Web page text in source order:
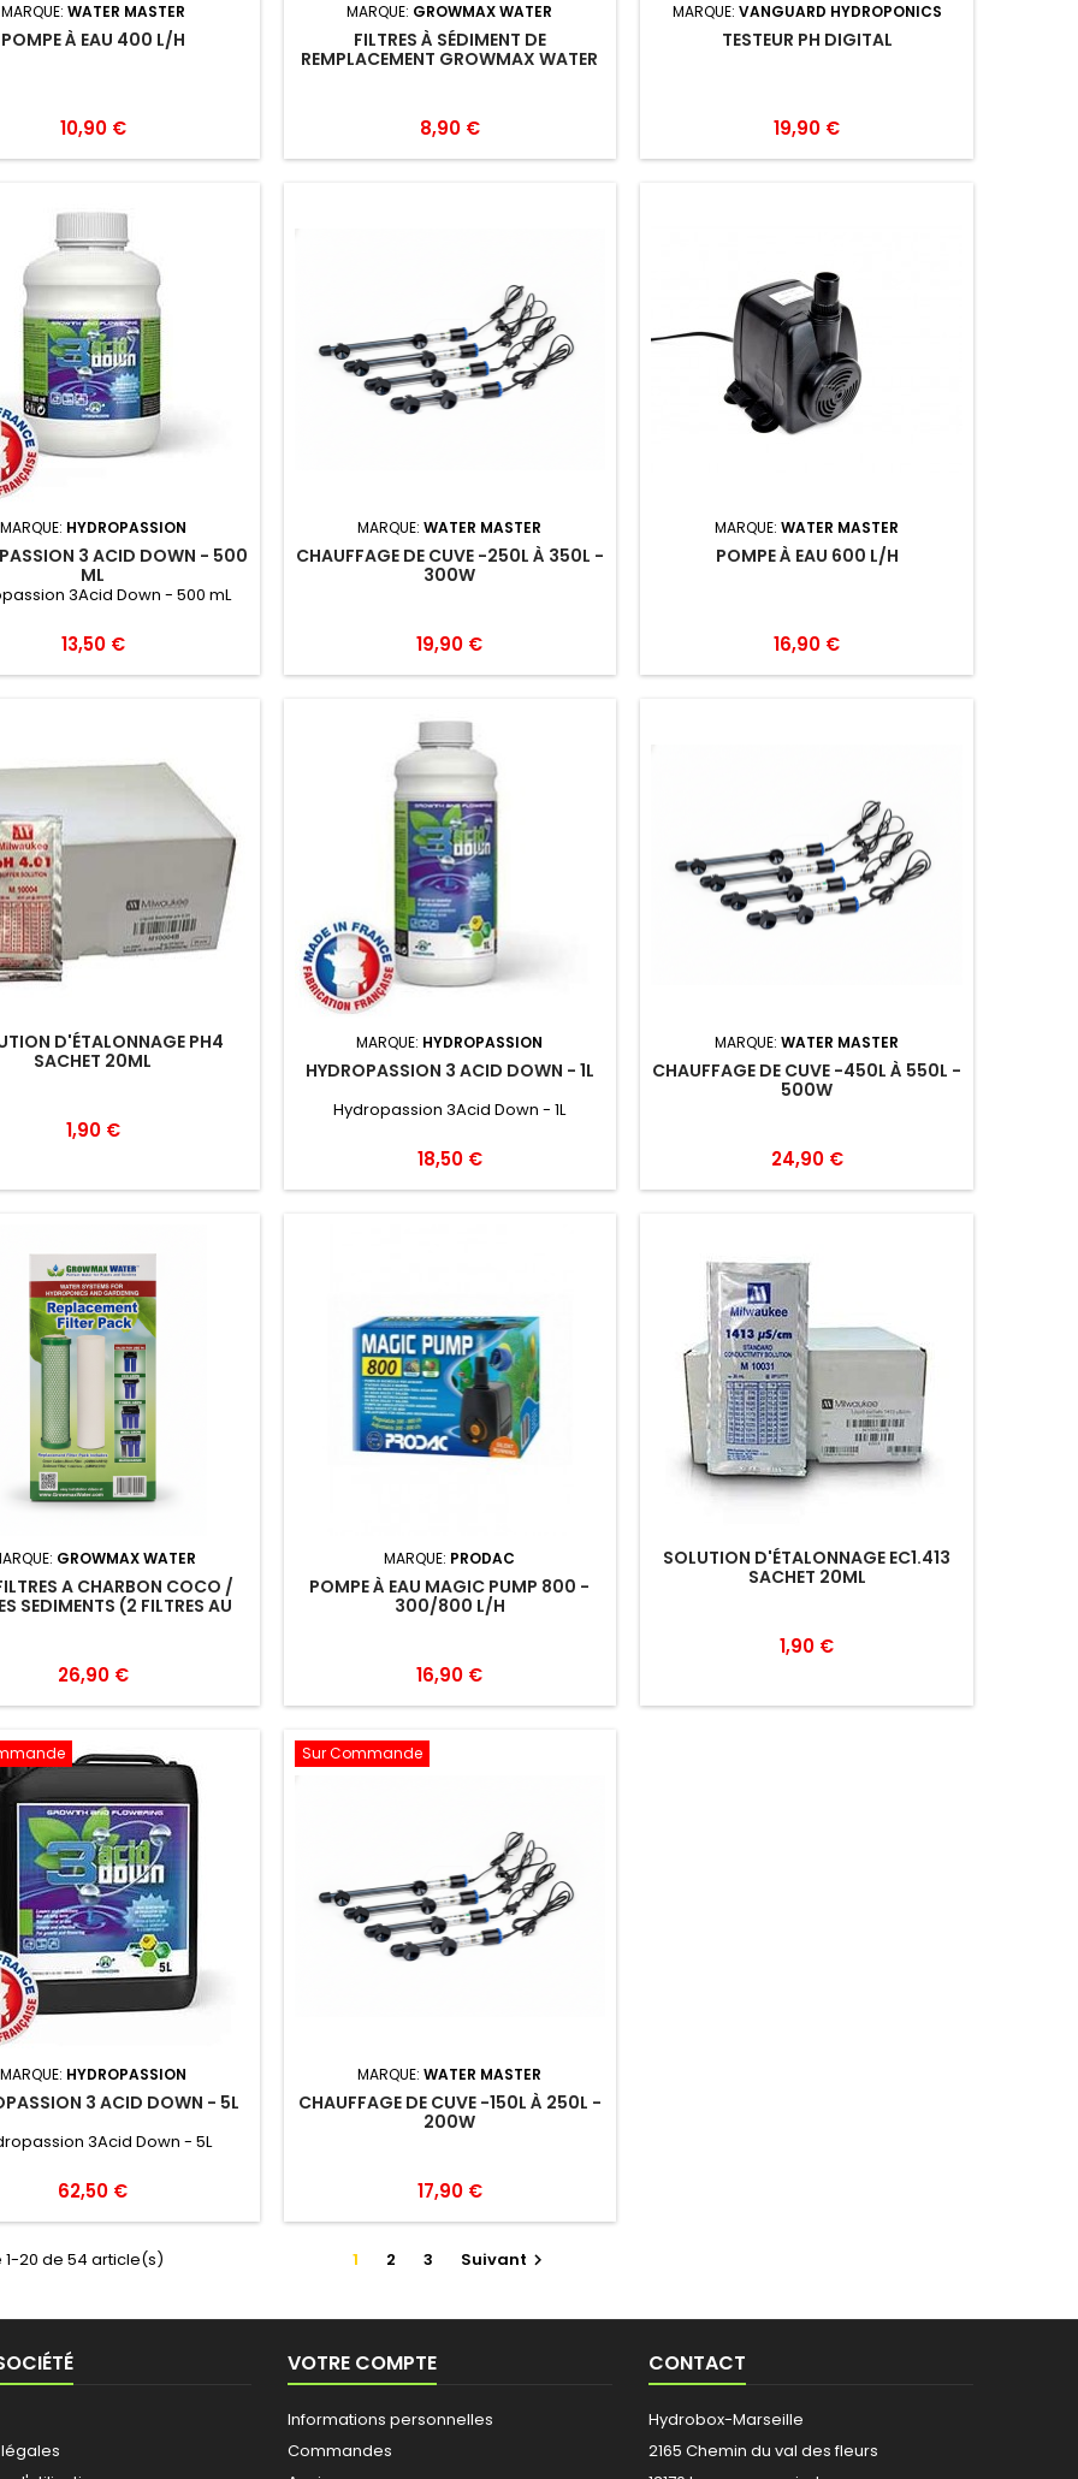
MARQUE: WATER MASTER
POMPE À EAU 400 L/H
10,90 €
MARQUE: GROWMAX WATER
FILTRES À SÉDIMENT DE
REMPLACEMENT GROWMAX WATER
8,90 €
MARQUE: VANGUARD HYDROPONICS
TESTEUR PH DIGITAL
19,90 €
MARQUE: HYDROPASSION
3 ACID DOWN - 500
ML
3Acid Down - 500 mL
13,50 €
MARQUE:WATER MASTER
CHAUFFAGE DE CUVE -250L À 350L -
300W
19,90 €
MARQUE:WATER MASTER
POMPE À EAU 600 L/H
16,90 €
D'ÉTALONNAGE PH4
SACHET 20ML
1,90 €
MARQUE: HYDROPASSION
HYDROPASSION 3 ACID DOWN - 1L
Hydropassion 3Acid Down - 1L
18,50 €
MARQUE:WATER MASTER
CHAUFFAGE DE CUVE -450L À 550L -
500W
24,90 €
GROWMAX WATER
A CHARBON COCO /
SEDIMENTS (2 FILTRES AU
26,90 €
MARQUE: PRODAC
POMPE À EAU MAGIC PUMP 800 -
300/800 L/H
16,90 €
SOLUTION D'ÉTALONNAGE EC1.413
SACHET 20ML
1,90 €
MARQUE: HYDROPASSION
3 ACID DOWN - 5L
3Acid Down - 5L
62,50 €
Sur Commande
MARQUE:WATER MASTER
CHAUFFAGE DE CUVE -150L À 250L -
200W
17,90 €
20 de 54 article(s) 1 2 3 Suivant 
VOTRE COMPTE
Informations personnelles
Commandes
CONTACT
Hydrobox-Marseille
2165 Chemin du val des fleurs